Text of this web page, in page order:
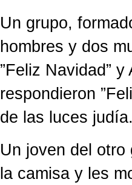
Un grupo,
hombres y dos
”Feliz Navidad”
respondieron
de las luces
Un joven del otro
la camisa y les